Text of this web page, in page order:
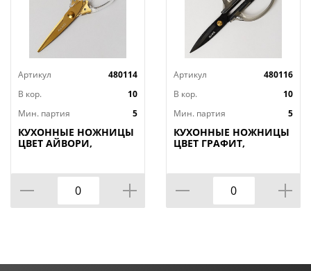
Артикул
480114
В кор.
10
Мин. партия
5
КУХОННЫЕ НОЖНИЦЫ
ЦВЕТ АЙВОРИ,
МАЛ=12ШТ
Артикул
480116
В кор.
10
Мин. партия
5
КУХОННЫЕ НОЖНИЦЫ
ЦВЕТ ГРАФИТ,